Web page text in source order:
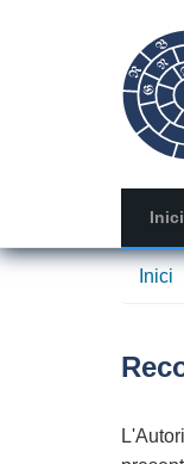
Inici
Inici